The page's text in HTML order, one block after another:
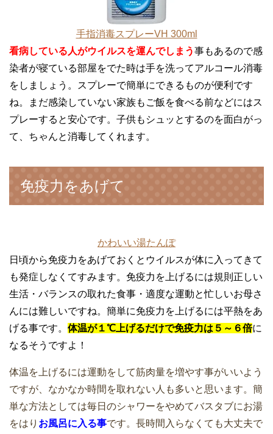
手指消毒スプレーVH 300ml
看病している人がウイルスを運んでしまう事もあるので感
染者が寝ている部屋をでた時は手を洗ってアルコール消毒
をしましょう。スプレーで簡単にできるものが便利です
ね。まだ感染していない家族もご飯を食べる前などにはス
プレーすると安心です。子供もシュッとするのを面白がっ
て、ちゃんと消毒してくれます。
免疫力をあげて
かわいい湯たんぽ
日頃から免疫力をあげておくとウイルスが体に入ってきて
も発症しなくてすみます。免疫力を上げるには規則正しい
生活・バランスの取れた食事・適度な運動と忙しいお母さ
んには難しいですね。簡単に免疫力を上げるには平熱をあ
げる事です。 体温が１℃上げるだけで免疫力は５～６倍に
なるそうですよ！
体温を上げるには運動をして筋肉量を増やす事がいいよう
ですが、なかなか時間を取れない人も多いと思います。簡
単な方法としては毎日のシャワーをやめてバスタブにお湯
をはり お風呂に入る事です。長時間入らなくても大丈夫で